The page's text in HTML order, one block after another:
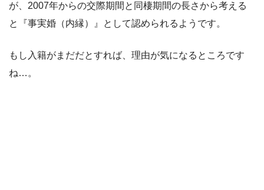
が、2007年からの交際期間と同棲期間の長さから考える
と『事実婚（内縁）』として認められるようです。
もし入籍がまだだとすれば、理由が気になるところです
ね…。